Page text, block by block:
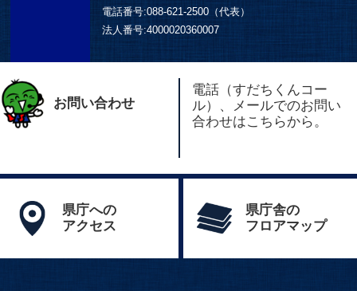
電話番号:088-621-2500（代表）
法人番号:4000020360007
お問い合わせ
電話（すだちくんコー
ル）、メールでのお問い
合わせはこちらから。
県庁への
アクセス
県庁舎の
フロアマップ